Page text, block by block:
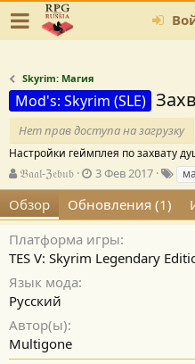
Skyrim: Магия
Mod's: Skyrim (SLE)
Нет прав доступа на загрузку
Настройки геймплея по захвату
А
в
т
о
р
𝔅𝔞𝔞𝔩-ℨ𝔢𝔟𝔲𝔟
Д
а
т
а
с
о
3 Фев 2017
е
и
Обзор Обновления (1)
Платформа игры
TES V: Skyrim Legendary
Язык мода
Русский
Автор(ы)
Multigone